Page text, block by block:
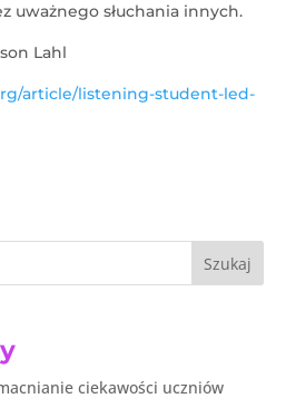
uważnego słuchania innych.
Lahl
article/listening-student-led-
Szukaj
ciekawości uczniów